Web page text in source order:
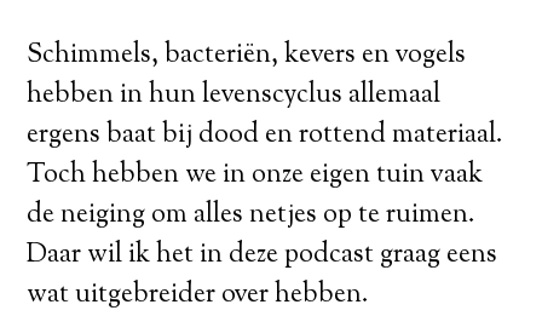
Schimmels, bacteriën, kevers en vogels
hebben in hun levenscyclus allemaal
ergens baat bij dood en rottend materiaal.
Toch hebben we in onze eigen tuin vaak
de neiging om alles netjes op te ruimen.
Daar wil ik het in deze podcast graag eens
wat uitgebreider over hebben.